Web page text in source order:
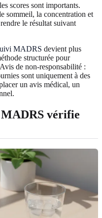
scores sont importants.
sommeil, la concentration et
le résultat suivant
MADRS devient plus
structurée pour
de non-responsabilité :
sont uniquement à des
un avis médical, un
MADRS vérifie